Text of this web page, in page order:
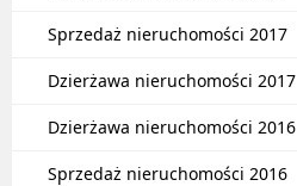
Sprzedaż nieruchomości 2017
Dzierżawa nieruchomości 2017
Dzierżawa nieruchomości 2016
Sprzedaż nieruchomości 2016